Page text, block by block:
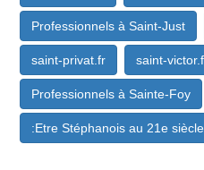
Professionnels à Saint-Just
saint-privat.fr saint-
Professionnels à Sainte-Foy
:Etre Stéphanois au 21e siècle